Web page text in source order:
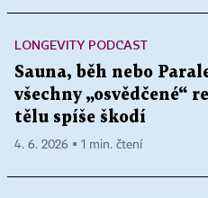
LONGEVITY PODCAST
Sauna, běh nebo
všechny „osvědčené“
tělu spíše škodí
4. 6. 2026 ▪ 1 min. čtení